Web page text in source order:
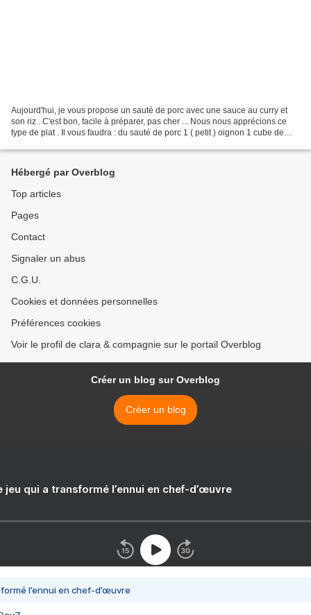
Aujourd'hui, je vous propose un sauté de porc avec une sauce au curry et
son riz . C'est bon, facile à préparer, pas cher ... Nous nous apprécions ce
type de plat . Il vous faudra : du sauté de porc 1 ( petit ) oignon 1 cube de
Hébergé par Overblog
Top articles
Pages
Contact
Signaler un abus
C.G.U.
Cookies et données personnelles
Préférences cookies
Voir le profil de clara & compagnie sur le portail Overblog
Créer un blog sur Overblog
Créer un blog
jeu qui a transformé l’ennui en chef-d’œuvre
l’ennui en chef-d’œuvre